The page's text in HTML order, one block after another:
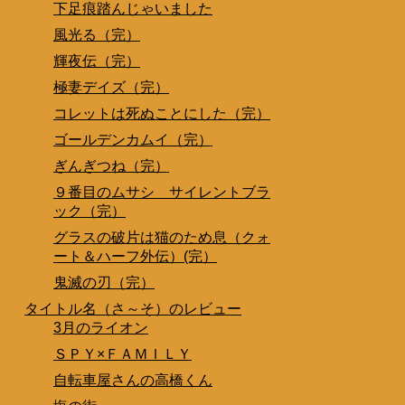
下足痕踏んじゃいました
風光る（完）
輝夜伝（完）
極妻デイズ（完）
コレットは死ぬことにした（完）
ゴールデンカムイ（完）
ぎんぎつね（完）
９番目のムサシ サイレントブラ
ック（完）
グラスの破片は猫のため息（クォ
ート＆ハーフ外伝）(完）
鬼滅の刃（完）
タイトル名（さ～そ）のレビュー
3月のライオン
ＳＰＹ×ＦＡＭＩＬＹ
自転車屋さんの高橋くん